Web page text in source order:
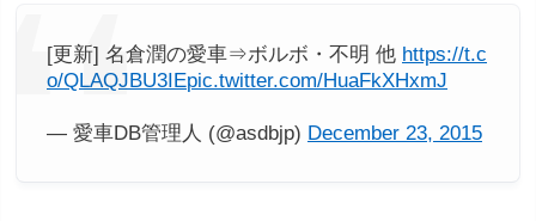
[更新] 名倉潤の愛車⇒ボルボ・不明 他 https://t.c
o/QLAQJBU3IEpic.twitter.com/HuaFkXHxmJ
— 愛車DB管理人 (@asdbjp) December 23, 2015